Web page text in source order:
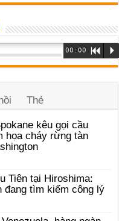
00:00 R P
Thẻ
kêu gọi cầu
họa cháy rừng tàn
Tiên tại Hiroshima:
đang tìm kiếm công lý